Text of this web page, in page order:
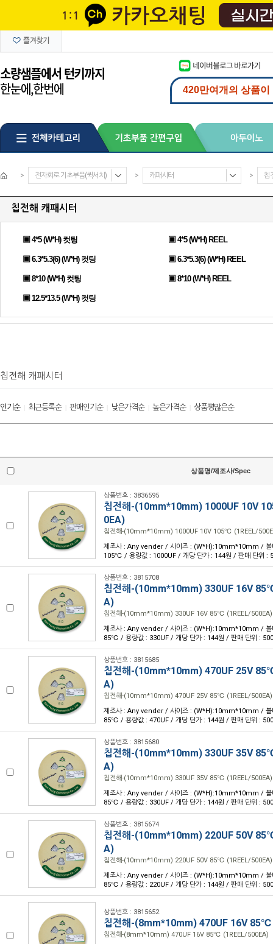
> 전자회로 기초부품(퀵서치) > 캐패시터 > 칩
칩전해 캐패시터
▣ 4*5 (W*H) 컷팅 ▣ 4*5 (W*H) REEL
▣ 6.3*5.3(6) (W*H) 컷팅 ▣ 6.3*5.3(6) (W*H) REEL
▣ 8*10 (W*H) 컷팅 ▣ 8*10 (W*H) REEL
▣ 12.5*13.5 (W*H) 컷팅
칩전해 캐패시터
인기순| 최근등록순| 판매인기순| 낮은가격순| 높은가격순| 상품평많은순
상품명/제조사/Spec
상품번호 : 3836595
칩전해-(10mm*10mm) 1000UF 10V
0EA)
칩전해-(10mm*10mm) 1000UF 10V 105℃ (1REEL/
제조사 : Any vender / 사이즈 : (W*H):10mm*10mm / 볼
105℃ / 용량값 : 1000UF / 개당 단가 : 144원 / 판매 단위 :
상품번호 : 3815708
칩전해-(10mm*10mm) 330UF 16V
A)
칩전해-(10mm*10mm) 330UF 16V 85℃ (1REEL/500EA)
제조사 : Any vender / 사이즈 : (W*H):10mm*10mm / 볼
85℃ / 용량값 : 330UF / 개당 단가 : 144원 / 판매 단위 :
상품번호 : 3815685
칩전해-(10mm*10mm) 470UF 25V
A)
칩전해-(10mm*10mm) 470UF 25V 85℃ (1REEL/500EA)
제조사 : Any vender / 사이즈 : (W*H):10mm*10mm / 볼
85℃ / 용량값 : 470UF / 개당 단가 : 144원 / 판매 단위 :
상품번호 : 3815680
칩전해-(10mm*10mm) 330UF 35V
A)
칩전해-(10mm*10mm) 330UF 35V 85℃ (1REEL/500EA)
제조사 : Any vender / 사이즈 : (W*H):10mm*10mm / 볼
85℃ / 용량값 : 330UF / 개당 단가 : 144원 / 판매 단위 :
상품번호 : 3815674
칩전해-(10mm*10mm) 220UF 50V
A)
칩전해-(10mm*10mm) 220UF 50V 85℃ (1REEL/500EA)
제조사 : Any vender / 사이즈 : (W*H):10mm*10mm / 볼
85℃ / 용량값 : 220UF / 개당 단가 : 144원 / 판매 단위 :
상품번호 : 3815652
칩전해-(8mm*10mm) 470UF 16V 85℃
칩전해-(8mm*10mm) 470UF 16V 85℃ (1REEL/500EA)